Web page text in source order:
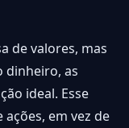
de valores, mas
dinheiro, as
ideal. Esse
em vez de